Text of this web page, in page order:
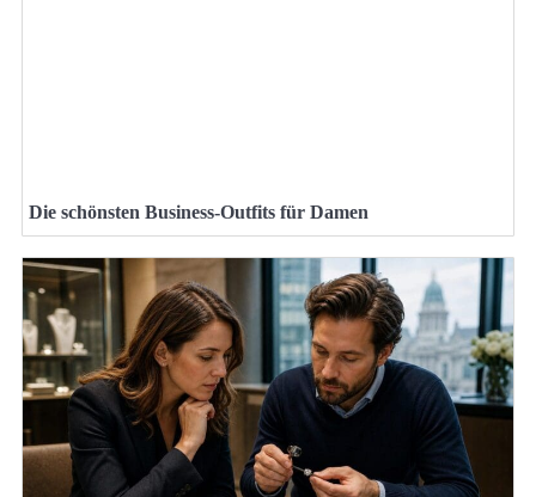
Die schönsten Business-Outfits für Damen